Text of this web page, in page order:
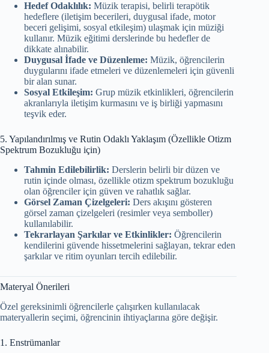
Hedef Odaklılık: Müzik terapisi, belirli terapötik
hedeflere (iletişim becerileri, duygusal ifade, motor
beceri gelişimi, sosyal etkileşim) ulaşmak için müziği
kullanır. Müzik eğitimi derslerinde bu hedefler de
dikkate alınabilir.
Duygusal İfade ve Düzenleme: Müzik, öğrencilerin
duygularını ifade etmeleri ve düzenlemeleri için güvenli
bir alan sunar.
Sosyal Etkileşim: Grup müzik etkinlikleri, öğrencilerin
akranlarıyla iletişim kurmasını ve iş birliği yapmasını
teşvik eder.
5. Yapılandırılmış ve Rutin Odaklı Yaklaşım (Özellikle Otizm
Spektrum Bozukluğu için)
Tahmin Edilebilirlik: Derslerin belirli bir düzen ve
rutin içinde olması, özellikle otizm spektrum bozukluğu
olan öğrenciler için güven ve rahatlık sağlar.
Görsel Zaman Çizelgeleri: Ders akışını gösteren
görsel zaman çizelgeleri (resimler veya semboller)
kullanılabilir.
Tekrarlayan Şarkılar ve Etkinlikler: Öğrencilerin
kendilerini güvende hissetmelerini sağlayan, tekrar eden
şarkılar ve ritim oyunları tercih edilebilir.
Materyal Önerileri
Özel gereksinimli öğrencilerle çalışırken kullanılacak
materyallerin seçimi, öğrencinin ihtiyaçlarına göre değişir.
1. Enstrümanlar